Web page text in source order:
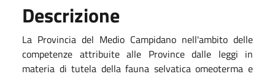
Descrizione
La Provincia del Medio Campidano nell'ambito delle
competenze attribuite alle Province dalle leggi in
materia di tutela della fauna selvatica omeoterma e